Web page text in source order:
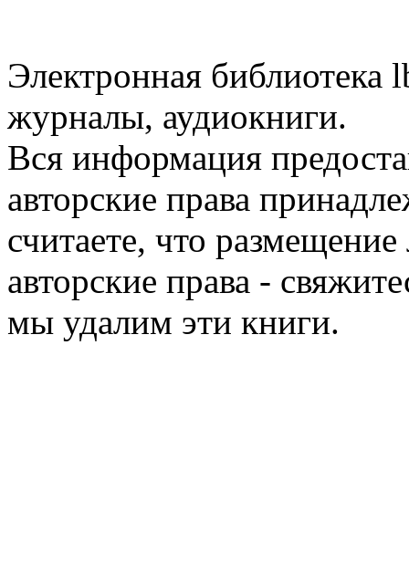
Электронная библиотека
журналы, аудиокниги.
Вся информация
авторские права
считаете, что
авторские права -
мы удалим эти книги.